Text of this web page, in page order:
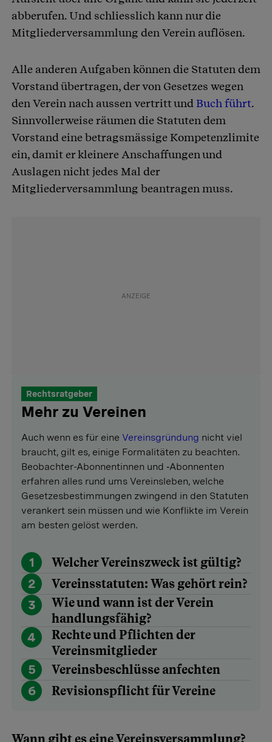
abberufen. Und schliesslich kann nur die
Mitgliederversammlung den Verein auflösen.
Alle anderen Aufgaben können die Statuten dem
Vorstand übertragen, der von Gesetzes wegen
den Verein nach aussen vertritt undBuch führt.
Sinnvollerweise räumen die Statuten dem
Vorstand eine betragsmässige Kompetenzlimite
ein, damit er kleinere Anschaffungen und
Auslagen nicht jedes Mal der
Mitgliederversammlung beantragen muss.
Rechtsratgeber
Mehr zu Vereinen
Auch wenn es für eine Vereinsgründung nicht viel
braucht, gilt es, einige Formalitäten zu beachten.
Beobachter-Abonnentinnen und ‑Abonnenten
erfahren alles rund ums Vereinsleben, welche
Gesetzesbestimmungen zwingend in den Statuten
verankert sein müssen und wie Konflikte im Verein
am besten gelöst werden.
1
Welcher Vereinszweck ist gültig?
2
Vereinsstatuten: Was gehört rein?
3
Wie und wann ist der Verein
handlungsfähig?
4
Rechte und Pflichten der
Vereinsmitglieder
5
Vereinsbeschlüsse anfechten
6
Revisionspflicht für Vereine